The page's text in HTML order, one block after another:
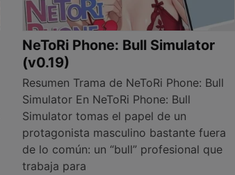
NeToRi Phone: Bull Simulator
(v0.19)
Resumen Trama de NeToRi Phone: Bull
Simulator En NeToRi Phone: Bull
Simulator tomas el papel de un
protagonista masculino bastante fuera
de lo común: un “bull” profesional que
trabaja para